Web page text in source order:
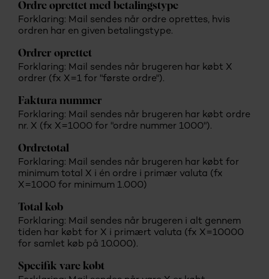
Ordre oprettet med betalingstype
Forklaring: Mail sendes når ordre oprettes, hvis
ordren har en given betalingstype.
Ordrer oprettet
Forklaring: Mail sendes når brugeren har købt X
ordrer (fx X=1 for "første ordre").
Faktura nummer
Forklaring: Mail sendes når brugeren har købt ordre
nr. X (fx X=1000 for "ordre nummer 1000").
Ordretotal
Forklaring: Mail sendes når brugeren har købt for
minimum total X i én ordre i primær valuta (fx
X=1000 for minimum 1.000)
Total køb
Forklaring: Mail sendes når brugeren i alt gennem
tiden har købt for X i primært valuta (fx X=10000
for samlet køb på 10.000).
Specifik vare købt